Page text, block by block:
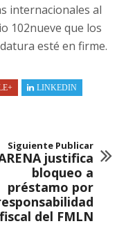
internacionales al
102nueve que los
esté en firme.
LINKEDIN
Siguiente Publicar
justifica
bloqueo a
préstamo por
fiscal del FMLN